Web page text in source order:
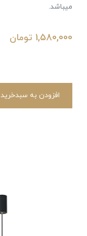
میباشد.
1,580,000 تومان
افزودن به سبدخرید